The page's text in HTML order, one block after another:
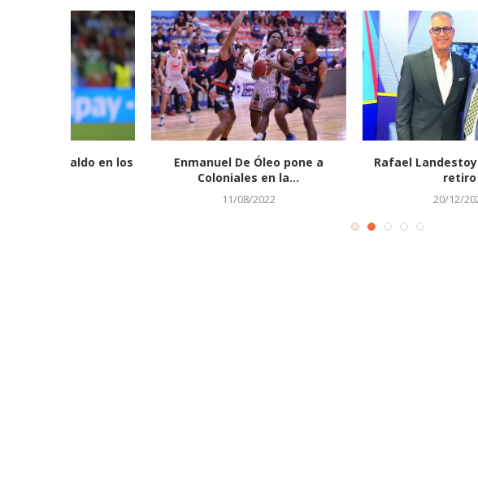
Dominicano Framber Valdez
propina blanqueada en ruta
Yadiel Hernández batea doble y